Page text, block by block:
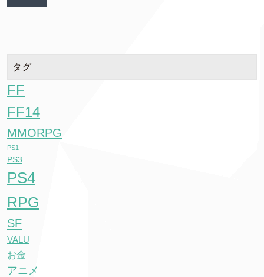
タグ
FF
FF14
MMORPG
PS1
PS3
PS4
RPG
SF
VALU
お金
アニメ